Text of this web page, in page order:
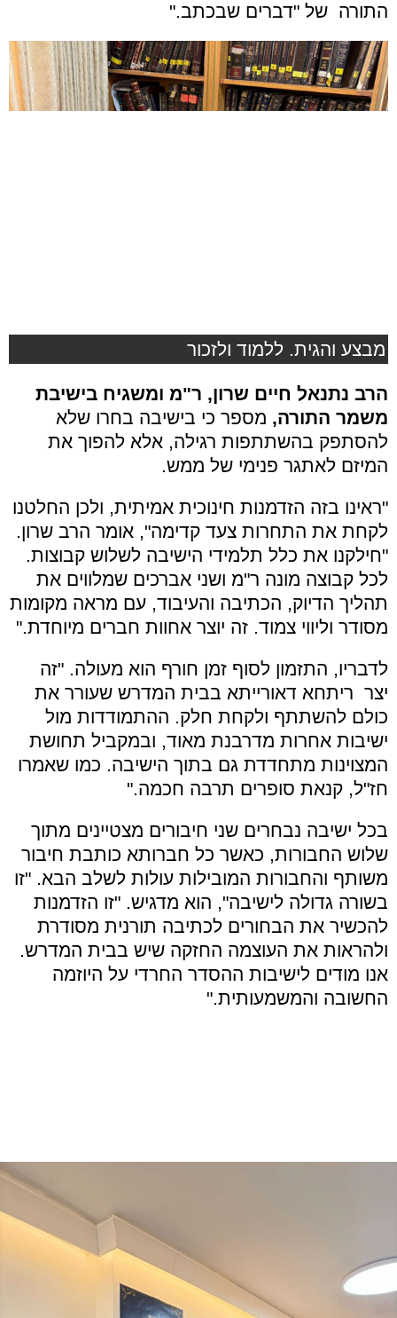
התורה של "דברים שבכתב."
מבצע והגית. ללמוד ולזכור
הרב נתנאל חיים שרון, ר"מ ומשגיח בישיבת
משמר התורה, מספר כי בישיבה בחרו שלא
להסתפק בהשתתפות רגילה, אלא להפוך את
המיזם לאתגר פנימי של ממש.
"ראינו בזה הזדמנות חינוכית אמיתית, ולכן החלטנו
לקחת את התחרות צעד קדימה", אומר הרב שרון.
"חילקנו את כלל תלמידי הישיבה לשלוש קבוצות.
לכל קבוצה מונה ר"מ ושני אברכים שמלווים את
תהליך הדיוק, הכתיבה והעיבוד, עם מראה מקומות
מסודר וליווי צמוד. זה יוצר אחוות חברים מיוחדת."
לדבריו, התזמון לסוף זמן חורף הוא מעולה. "זה
יצר ריתחא דאורייתא בבית המדרש שעורר את
כולם להשתתף ולקחת חלק. ההתמודדות מול
ישיבות אחרות מדרבנת מאוד, ובמקביל תחושת
המצוינות מתחדדת גם בתוך הישיבה. כמו שאמרו
חז"ל, קנאת סופרים תרבה חכמה."
בכל ישיבה נבחרים שני חיבורים מצטיינים מתוך
שלוש החבורות, כאשר כל חברותא כותבת חיבור
משותף והחבורות המובילות עולות לשלב הבא. "זו
בשורה גדולה לישיבה", הוא מדגיש. "זו הזדמנות
להכשיר את הבחורים לכתיבה תורנית מסודרת
ולהראות את העוצמה החזקה שיש בבית המדרש.
אנו מודים לישיבות ההסדר החרדי על היוזמה
החשובה והמשמעותית."